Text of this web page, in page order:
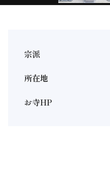
宗派
所在地
お寺HP